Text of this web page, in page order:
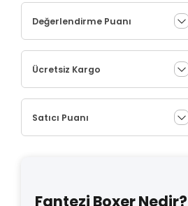
Değerlendirme Puanı
Ücretsiz Kargo
Satıcı Puanı
Fantezi Boxer